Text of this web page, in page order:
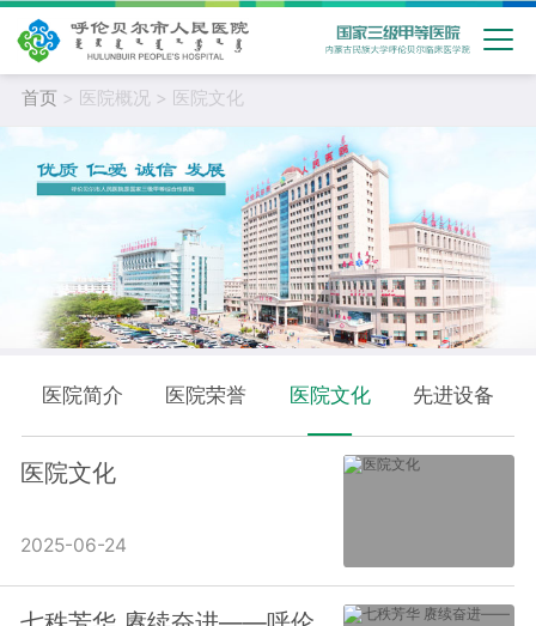
首页 > 医院概况 > 医院文化
医院简介 医院荣誉 医院文化 先进设备
医院文化
2025-06-24